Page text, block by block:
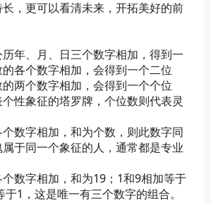
，更可以看清未来，开拓美好的前
年、月、日三个数字相加，得到一
各个数字相加，会得到一个二位
两个数字相加，会得到一个个位
性象征的塔罗牌，个位数则代表灵
数字相加，和为个数，则此数字同
于同一个象征的人，通常都是专业
数字相加，和为19；1和9相加等于
1，这是唯一有三个数字的组合。